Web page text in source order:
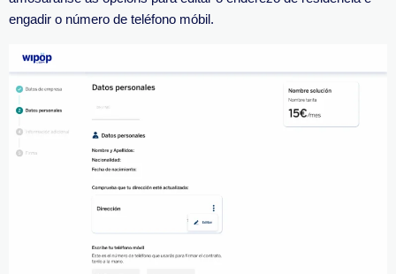
engadir o número de teléfono móbil.